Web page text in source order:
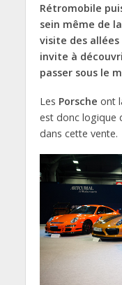
Rétromobile
sein même de
visite des
invite à
passer sous le
Les Porsche ont
est donc logique
dans cette vente.